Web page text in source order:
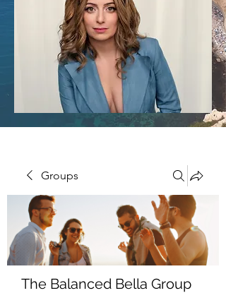
Groups
The Balanced Bella Group